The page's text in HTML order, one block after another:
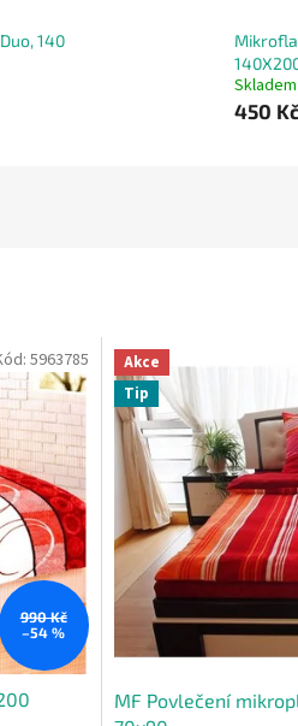
140
Skladem
450 Kč
990 Kč
–54 %
5963785
Akce
Tip
MF Povlečení